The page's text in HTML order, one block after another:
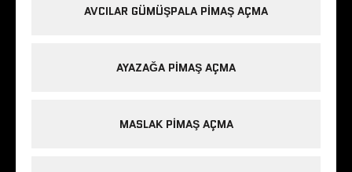
AVCILAR GÜMÜŞPALA PIMAŞ AÇMA
AYAZAĞA PIMAŞ AÇMA
MASLAK PIMAŞ AÇMA